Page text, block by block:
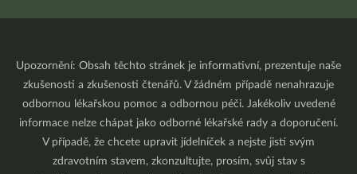
Upozornění: Obsah těchto stránek je informativní, prezentuje naše
zkušenosti a zkušenosti čtenářů. V žádném případě nenahrazuje
odbornou lékařskou pomoc a odbornou péči. Jakékoliv uvedené
informace nelze chápat jako odborné lékařské rady a doporučení.
V případě, že chcete upravit jídelníček a nejste jistí svým
zdravotním stavem, zkonzultujte, prosím, svůj stav s